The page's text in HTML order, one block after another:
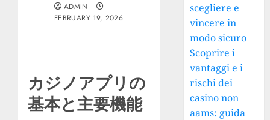
ADMIN
FEBRUARY 19, 2026
カジノアプリの
基本と主要機能
scegliere e
vincere in
modo sicuro
Scoprire i
vantaggi e i
rischi dei
casino non
aams: guida